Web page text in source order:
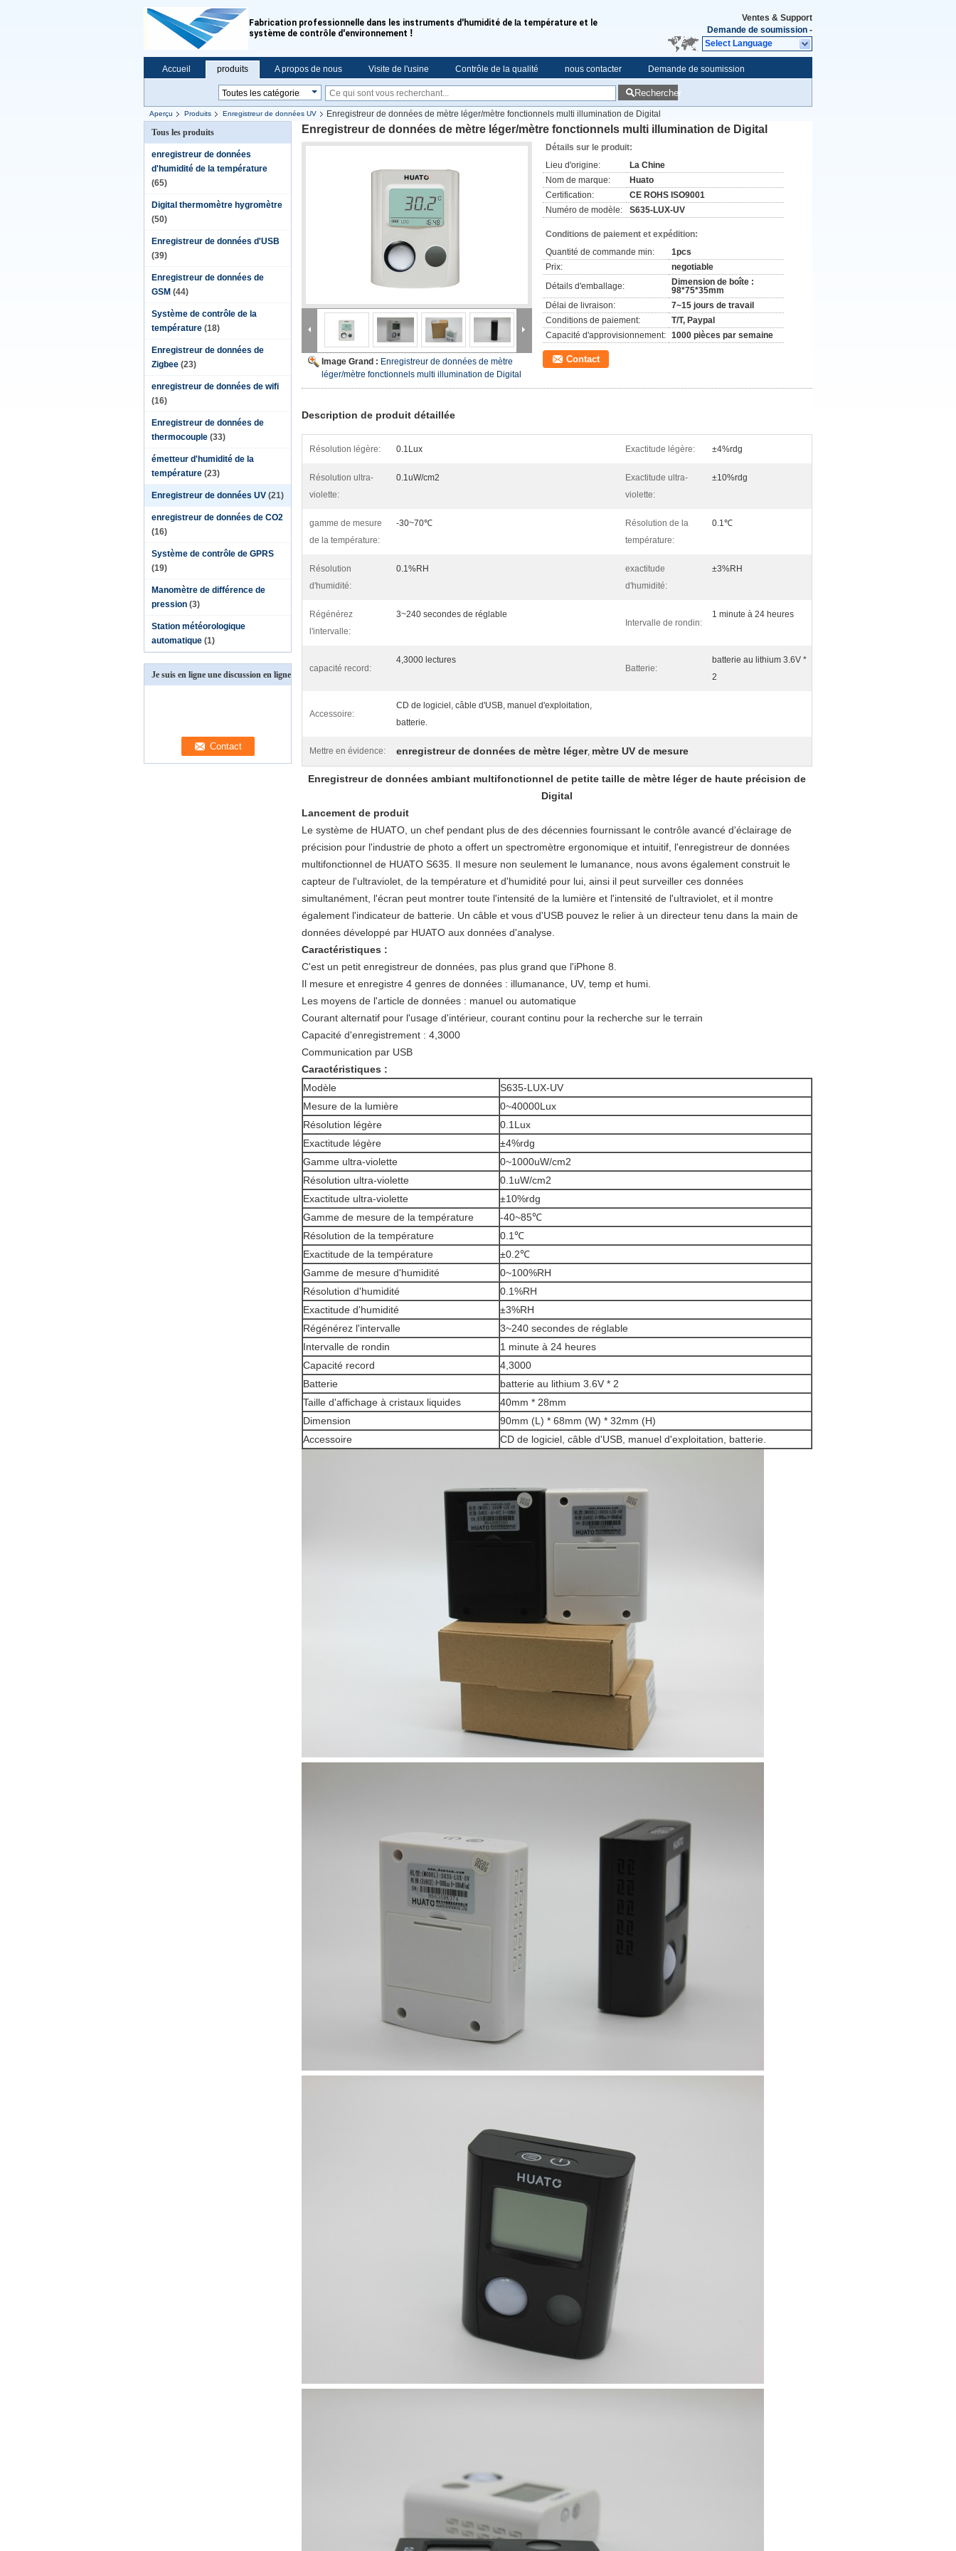
Fabrication professionnelle dans les instruments d'humidité de la température et le
système de contrôle d'environnement !
Ventes & Support
Demande de soumission -
Select Language
Accueil produits A propos de nous Visite de l'usine Contrôle de la qualité nous contacter Demande de soumission
Rechercher
Aperçu Produits Enregistreur de données UV
Enregistreur de données de mètre léger/mètre fonctionnels multi illumination de Digital
Tous les produits
enregistreur de données
d'humidité de la température
(65)
Digital thermomètre hygromètre
(50)
Enregistreur de données d'USB
(39)
Enregistreur de données de
GSM (44)
Système de contrôle de la
température (18)
Enregistreur de données de
Zigbee (23)
enregistreur de données de wifi
(16)
Enregistreur de données de
thermocouple (33)
émetteur d'humidité de la
température (23)
Enregistreur de données UV (21)
enregistreur de données de CO2
(16)
Système de contrôle de GPRS
(19)
Manomètre de différence de
pression (3)
Station météorologique
automatique (1)
Je suis en ligne une discussion en ligne
Enregistreur de données de mètre léger/mètre fonctionnels multi illumination de Digital
Image Grand : Enregistreur de données de mètre
léger/mètre fonctionnels multi illumination de Digital
Détails sur le produit:
Lieu d'origine:
La Chine
Nom de marque:
Huato
Certification:
CE ROHS ISO9001
Numéro de modèle:
S635-LUX-UV
Conditions de paiement et expédition:
Quantité de commande min:
1pcs
Prix:
negotiable
Détails d'emballage:
Dimension de boîte :
98*75*35mm
Délai de livraison:
7~15 jours de travail
Conditions de paiement:
T/T, Paypal
Capacité d'approvisionnement: 1000 pièces par semaine
Contact
Description de produit détaillée
Résolution légère: 0.1Lux Exactitude légère: ±4%rdg
Résolution ultra-
violette:
0.1uW/cm2
Exactitude ultra-
violette:
±10%rdg
gamme de mesure
de la température:
-30~70℃
Résolution de la
température:
0.1℃
Résolution
d'humidité:
0.1%RH
exactitude
d'humidité:
±3%RH
Régénérez
l'intervalle:
3~240 secondes de réglable
Intervalle de rondin:
1 minute à 24 heures
capacité record:
4,3000 lectures
Batterie:
batterie au lithium 3.6V *
2
Accessoire:
CD de logiciel, câble d'USB, manuel d'exploitation,
batterie.
Mettre en évidence: enregistreur de données de mètre léger, mètre UV de mesure
Enregistreur de données ambiant multifonctionnel de petite taille de mètre léger de haute précision de
Digital
Lancement de produit
Le système de HUATO, un chef pendant plus de des décennies fournissant le contrôle avancé d'éclairage de
précision pour l'industrie de photo a offert un spectromètre ergonomique et intuitif, l'enregistreur de données
multifonctionnel de HUATO S635. Il mesure non seulement le lumanance, nous avons également construit le
capteur de l'ultraviolet, de la température et d'humidité pour lui, ainsi il peut surveiller ces données
simultanément, l'écran peut montrer toute l'intensité de la lumière et l'intensité de l'ultraviolet, et il montre
également l'indicateur de batterie. Un câble et vous d'USB pouvez le relier à un directeur tenu dans la main de
données développé par HUATO aux données d'analyse.
Caractéristiques :
C'est un petit enregistreur de données, pas plus grand que l'iPhone 8.
Il mesure et enregistre 4 genres de données : illumanance, UV, temp et humi.
Les moyens de l'article de données : manuel ou automatique
Courant alternatif pour l'usage d'intérieur, courant continu pour la recherche sur le terrain
Capacité d'enregistrement : 4,3000
Communication par USB
Caractéristiques :
Modèle
S635-LUX-UV
Mesure de la lumière
0~40000Lux
Résolution légère
0.1Lux
Exactitude légère
±4%rdg
Gamme ultra-violette
0~1000uW/cm2
Résolution ultra-violette
0.1uW/cm2
Exactitude ultra-violette
±10%rdg
Gamme de mesure de la température
-40~85℃
Résolution de la température
0.1℃
Exactitude de la température
±0.2℃
Gamme de mesure d'humidité
0~100%RH
Résolution d'humidité
0.1%RH
Exactitude d'humidité
±3%RH
Régénérez l'intervalle
3~240 secondes de réglable
Intervalle de rondin
1 minute à 24 heures
Capacité record
4,3000
Batterie
batterie au lithium 3.6V * 2
Taille d'affichage à cristaux liquides
40mm * 28mm
Dimension
90mm (L) * 68mm (W) * 32mm (H)
Accessoire
CD de logiciel, câble d'USB, manuel d'exploitation, batterie.